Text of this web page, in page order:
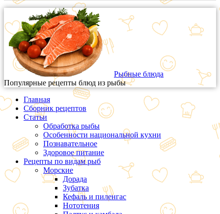
Рыбные блюда
Популярные рецепты блюд из рыбы
Главная
Сборник рецептов
Статьи
Обработка рыбы
Особенности национальной кухни
Познавательное
Здоровое питание
Рецепты по видам рыб
Морские
Дорада
Зубатка
Кефаль и пиленгас
Нототения